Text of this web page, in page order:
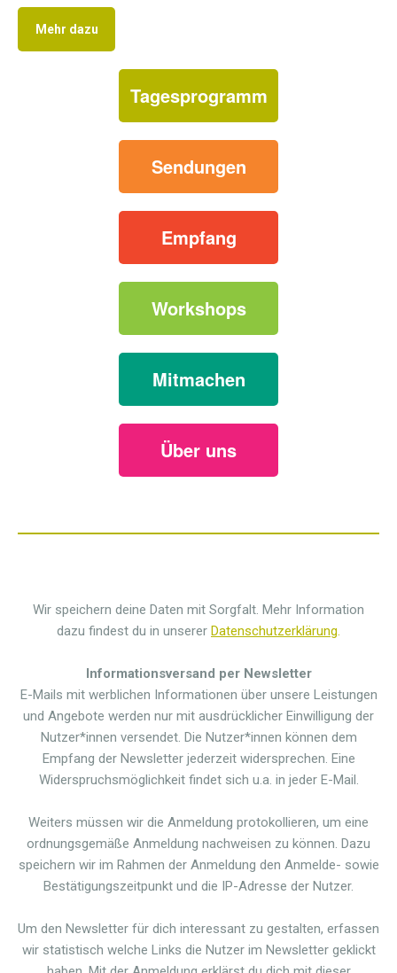
Mehr dazu
Tagesprogramm
Sendungen
Empfang
Workshops
Mitmachen
Über uns
Wir speichern deine Daten mit Sorgfalt. Mehr Information
dazu findest du in unserer Datenschutzerklärung.
Informationsversand per Newsletter
E-Mails mit werblichen Informationen über unsere Leistungen
und Angebote werden nur mit ausdrücklicher Einwilligung der
Nutzer*innen versendet. Die Nutzer*innen können dem
Empfang der Newsletter jederzeit widersprechen. Eine
Widerspruchsmöglichkeit findet sich u.a. in jeder E-Mail.
Weiters müssen wir die Anmeldung protokollieren, um eine
ordnungsgemäße Anmeldung nachweisen zu können. Dazu
speichern wir im Rahmen der Anmeldung den Anmelde- sowie
Bestätigungszeitpunkt und die IP-Adresse der Nutzer.
Um den Newsletter für dich interessant zu gestalten, erfassen
wir statistisch welche Links die Nutzer im Newsletter geklickt